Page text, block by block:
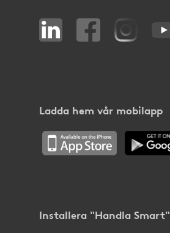
Ladda hem vår mobilapp
Installera "Handla Smart"